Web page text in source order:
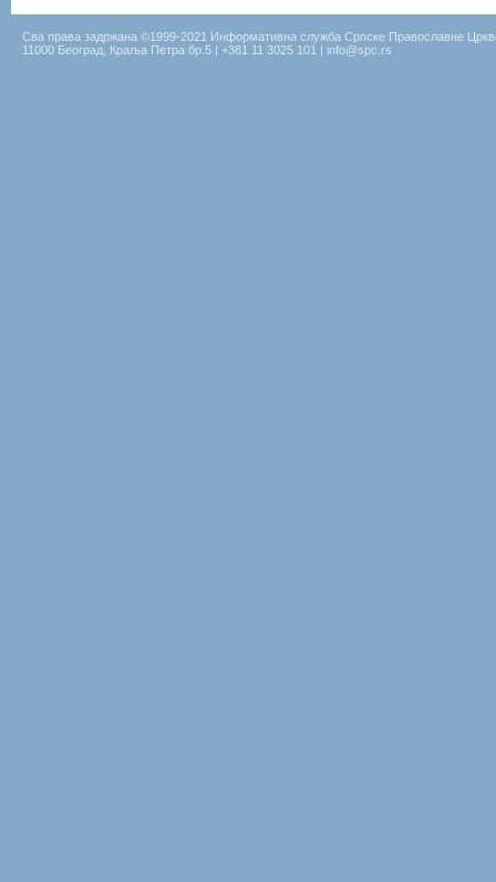
Сва права задржана ©1999-2021 Информативна служба Српске Православне
11000 Београд, Краља Петра бр.5 | +381 11 3025 101 | info@spc.rs